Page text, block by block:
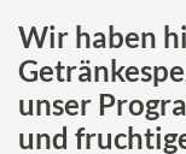
Wir haben
unser
und